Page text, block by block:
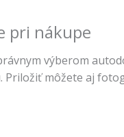
pri nákupe
výberom
Priložiť môžete aj